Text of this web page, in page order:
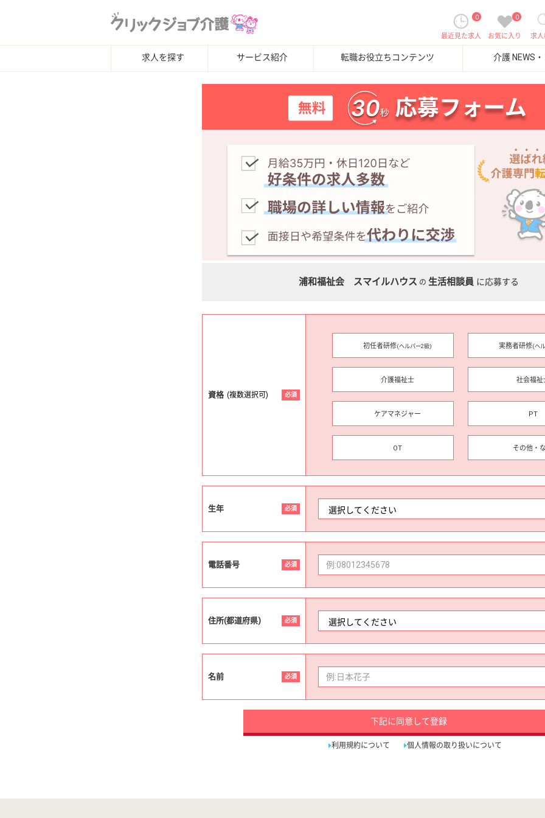
求
0
お気に入り
0
最近見た求人
求人を探す サービス紹介 転職お役立ちコンテンツ 介護 NEWS
浦和福祉会 スマイルハウス の 生活相談員 に応募する
資格 (複数選択可) 必須
初任者研修(ヘルパー2級) 実務者研修(ヘ
介護福祉士 社会福祉
ケアマネジャー PT
OT その他・
生年 必須
電話番号 必須
住所(都道府県) 必須
名前 必須
下記に同意して登録
利用規約について 個人情報の取り扱いについて